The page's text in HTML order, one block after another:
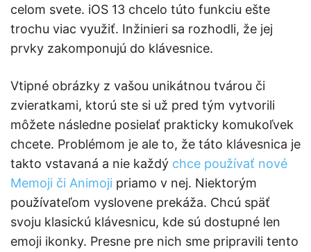
celom svete. iOS 13 chcelo túto funkciu ešte
trochu viac využiť. Inžinieri sa rozhodli, že jej
prvky zakomponujú do klávesnice.
Vtipné obrázky z vašou unikátnou tvárou či
zvieratkami, ktorú ste si už pred tým vytvorili
môžete následne posielať prakticky komukoľvek
chcete. Problémom je ale to, že táto klávesnica je
takto vstavaná a nie každý chce používať nové
Memoji či Animoji priamo v nej. Niektorým
používateľom vyslovene prekáža. Chcú späť
svoju klasickú klávesnicu, kde sú dostupné len
emoji ikonky. Presne pre nich sme pripravili tento